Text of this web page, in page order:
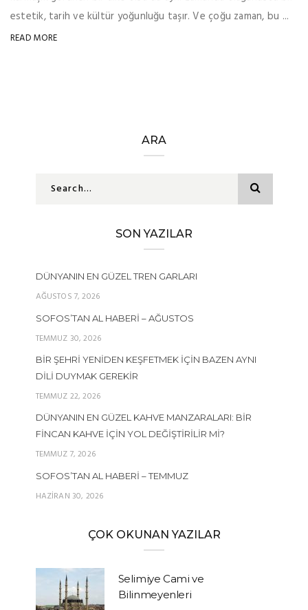
estetik, tarih ve kültür yoğunluğu taşır. Ve çoğu zaman, bu ...
READ MORE
ARA
SON YAZILAR
DÜNYANIN EN GÜZEL TREN GARLARI
AĞUSTOS 7, 2026
SOFOS’TAN AL HABERI – AĞUSTOS
TEMMUZ 30, 2026
BIR ŞEHRI YENIDEN KEŞFETMEK İÇIN BAZEN AYNI
DILI DUYMAK GEREKIR
TEMMUZ 22, 2026
DÜNYANIN EN GÜZEL KAHVE MANZARALARI: BIR
FINCAN KAHVE İÇIN YOL DEĞIŞTIRILIR MI?
TEMMUZ 7, 2026
SOFOS’TAN AL HABERI – TEMMUZ
HAZIRAN 30, 2026
ÇOK OKUNAN YAZILAR
Selimiye Cami ve
Bilinmeyenleri